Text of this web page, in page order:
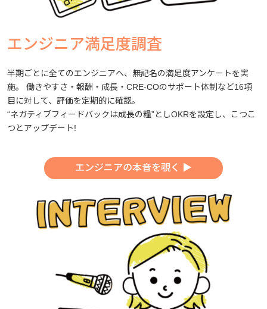
エンジニア満足度調査
半期ごとに全てのエンジニアへ、無記名の満足度アンケートを実
施。 働きやすさ・報酬・成長・CRE-COのサポート体制など16項
目に対して、評価を定期的に確認。
“ネガティブフィードバックは成長の糧”としOKRを設定し、こつこ
つとアップデート!
エンジニアの本音を覗く ▶︎